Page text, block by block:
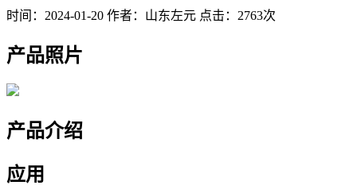
时间：2024-01-20 作者：山东左元 点击：2763次
产品照片
产品介绍
应用